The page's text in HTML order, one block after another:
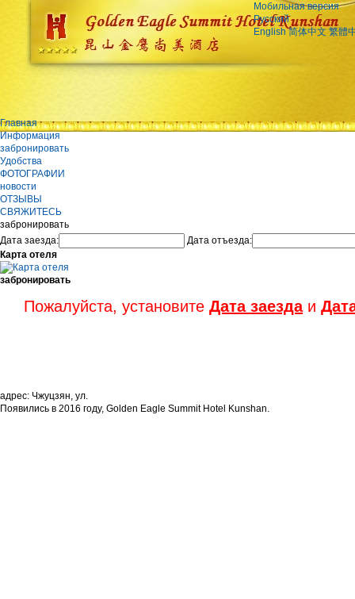
Мобильная версия
Русский
English 简体中文 繁體
Главная
Информация
забронировать
Удобства
ФОТОГРАФИИ
новости
ОТЗЫВЫ
СВЯЖИТЕСЬ
забронировать
Дата заезда:
Дата отъезда:
Карта отеля
забронировать
Пожалуйста, установите Дата заездаи
адрес: Чжуцзян, ул.
Появились в 2016 году, Golden Eagle Summit Hotel Kunshan.